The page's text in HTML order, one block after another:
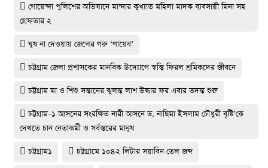
গোয়েন্দা পুলিশের অভিযানে মান্দার কুখ্যাত মহিলা মাদক ব্যবসায়ী মিনা সহ
গ্রেফতার ২
ঘুষ না দেওয়ায় জেলের গরু ‘গায়েব’
চট্টগ্রাম জেলা প্রশাসকের মানবিক উদ্যোগে স্বস্তি ফিরল শ্রমিকদের জীবনে
চট্টগ্রাম মা ও শিশু সন্তানের ঝুলন্ত লাশ উদ্ধার ফর এবার তদন্ত শুরু
চট্টগ্রাম–১ আসনের সংরক্ষিত নারী আসনে ড. নাছিমা ইসলাম চৌধুরী বৃষ্টি’কে
দেখতে চান নেতাকর্মী ও সর্বস্তরের মানুষ
চট্টগ্রাম১ চট্টগ্রামে ১০৪২ লিটার সয়াবিন তেল জব্দ